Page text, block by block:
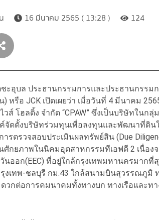
16 มีนาคม 2565 ( 13:28 ) 124
ะอุบล ประธานกรรมการและประธานกรรม
) หรือ JCK เปิดเผยว่า เมื่อวันที่ 4 มีนาคม
วส์ โฮลดิ้ง จำกัด “CPAW” ซึ่งเป็นบริษัทในก
จัดตั้งบริษัทร่วมทุนเพื่อลงทุนและพัฒนาที่ดิน
ารตรวจสอบประเมินผลทรัพย์สิน (Due
นศักยภาพในนิคมอุตสาหกรรมทีเอฟดี 2 เนื่อ
นออก(EEC) ที่อยู่ใกล้กรุงเทพมหานครมาก
รุงเทพ-ชลบุรี กม.43 ใกล้สนามบินสุวรรณภูมิ
วกต่อการคมนาคมทั้งทางบก ทางเรือและท